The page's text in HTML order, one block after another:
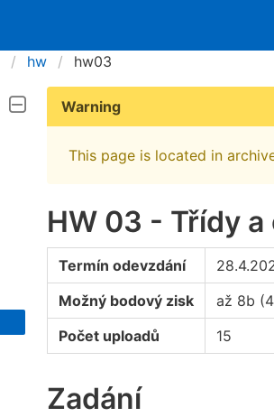
hw hw03
Warning
This page is located in
HW 03 - Třídy
Termín odevzdání
Možný bodový zisk
až 8b
Počet uploadů
15
Zadání